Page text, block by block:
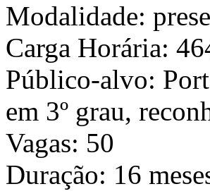
Modalidade:
Carga Horária:
Público-alvo:
em 3º grau,
Vagas: 50
Duração: 16